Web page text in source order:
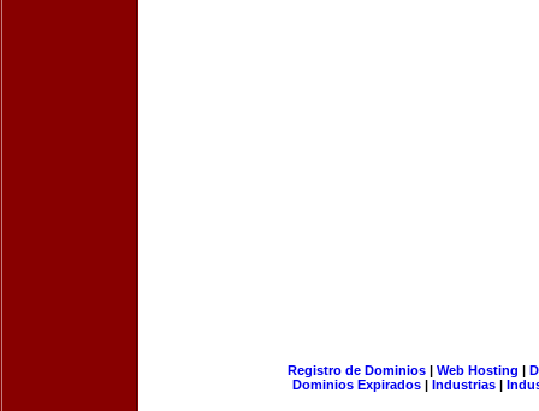
Registro de Dominios| Web Hosting |
Dominios Expirados | Industrias |